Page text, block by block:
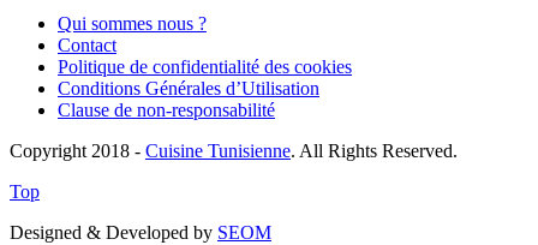
Qui sommes nous ?
Contact
Politique de confidentialité des cookies
Conditions Générales d’Utilisation
Clause de non-responsabilité
Copyright 2018 - Cuisine Tunisienne. All Rights Reserved.
Top
Designed & Developed by SEOM